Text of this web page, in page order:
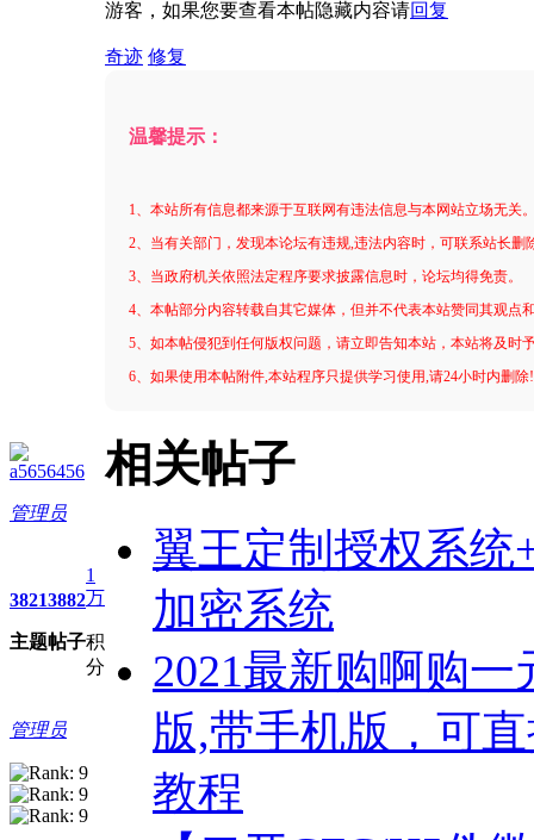
a5656456
管理员
3821
主题
3882
帖子
1
万
积
分
管理员
游客，如果您要查看本帖隐藏内容请回复
奇迹 修复
温馨提示：
1、本站所有信息都来源于互联网有违法信息与本网站立场无关
2、当有关部门，发现本论坛有违规,违法内容时，可联系站长删
3、当政府机关依照法定程序要求披露信息时，论坛均得免责。
4、本帖部分内容转载自其它媒体，但并不代表本站赞同其观点
5、如本帖侵犯到任何版权问题，请立即告知本站，本站将及时
6、如果使用本帖附件,本站程序只提供学习使用,请24小时内删
相关帖子
翼王定制授权系统
加密系统
2021最新购啊购
版,带手机版，可
教程